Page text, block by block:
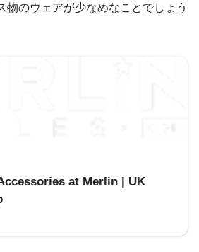
物のウェアが少なめなことでしょう
at Merlin | UK